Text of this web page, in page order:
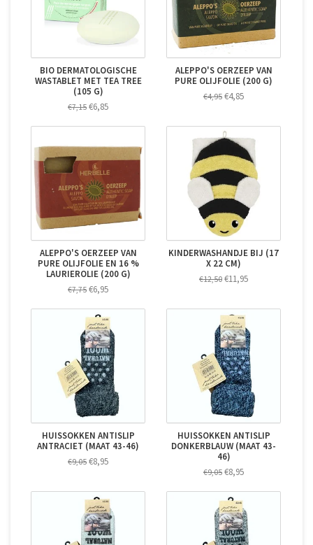
BIO DERMATOLOGISCHE
WASTABLET MET TEA TREE
(105 G)
€7,15 €6,85
ALEPPO'S OERZEEP VAN
PURE OLIJFOLIE (200 G)
€4,95 €4,85
ALEPPO'S OERZEEP VAN
PURE OLIJFOLIE EN 16 %
LAURIEROLIE (200 G)
€7,75 €6,95
KINDERWASHANDJE BIJ (17
X 22 CM)
€12,50 €11,95
HUISSOKKEN ANTISLIP
ANTRACIET (MAAT 43-46)
€9,05 €8,95
HUISSOKKEN ANTISLIP
DONKERBLAUW (MAAT 43-
46)
€9,05 €8,95